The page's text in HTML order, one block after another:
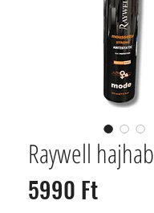
Raywell hajhab
5990 FtÁr